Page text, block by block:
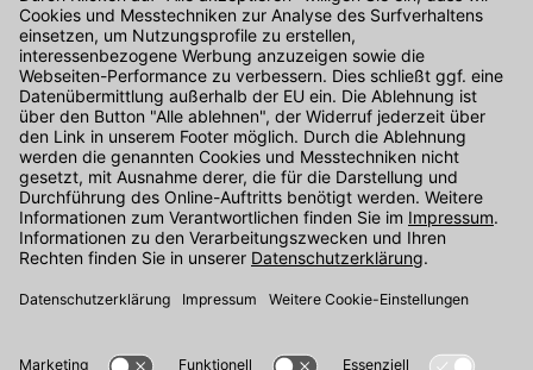
Kontakt
Unser Onlineshop Team ist montags bis freitags von 08:00 - 17:00
Uhr unter der Telefonnummer07071 / 151-151für Sie erreichbar.
Alternativ können Sie unser Kontaktformular nutzen.
Den Kontakt direkt in unsere Niederlassungen finden Sie